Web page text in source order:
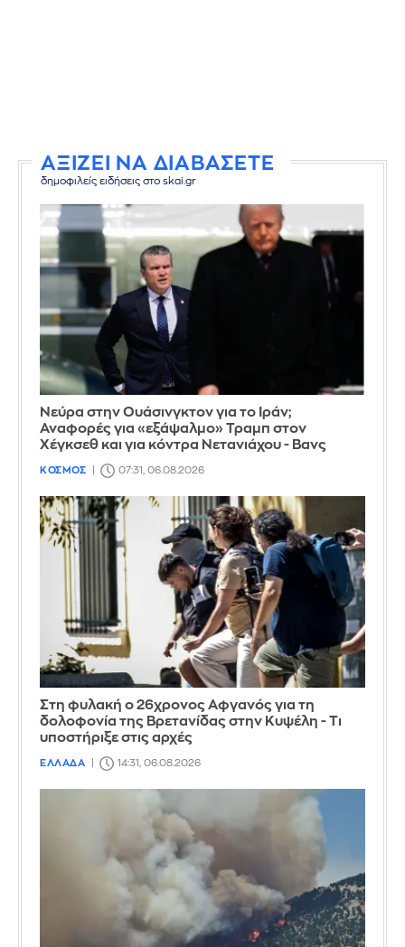
ΑΞΙΖΕΙ ΝΑ ΔΙΑΒΑΣΕΤΕ
δημοφιλείς ειδήσεις στο skai.gr
Νεύρα στην Ουάσινγκτον για το Ιράν;
Αναφορές για «εξάψαλμο» Τραμπ στον
Χέγκσεθ και για κόντρα Νετανιάχου - Βανς
ΚΟΣΜΟΣ 07:31, 06.08.2026
Στη φυλακή ο 26χρονος Αφγανός για τη
δολοφονία της Βρετανίδας στην Κυψέλη - Τι
υποστήριξε στις αρχές
ΕΛΛΑΔΑ 14:31, 06.08.2026